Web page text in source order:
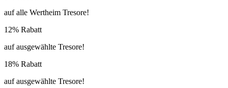
auf alle Wertheim Tresore!
12% Rabatt
auf ausgewählte Tresore!
18% Rabatt
auf ausgewählte Tresore!